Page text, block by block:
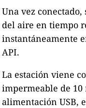
Una vez
del aire en tiempo
instantáneamente
API.
La estación viene
impermeable de
alimentación USB,